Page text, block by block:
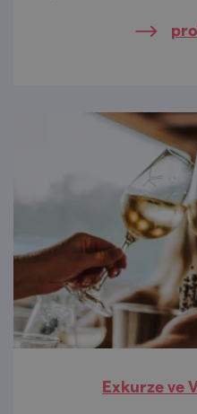
Exkurze ve